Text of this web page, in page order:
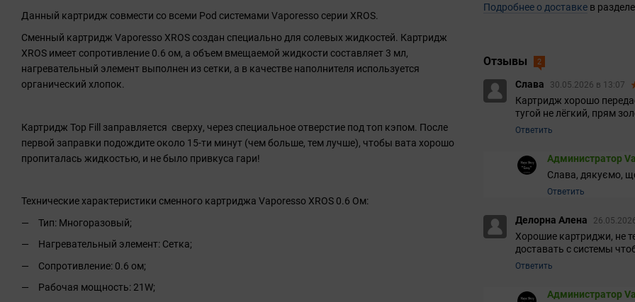
Данный картридж совмести со всеми Pod системами Vaporesso серии XROS.
Сменный картридж Vaporesso XROS создан специально для солевых жидкостей. Картридж
XROS имеет сопротивление 0.6 ом, а объем вмещаемой жидкости составляет 3 мл,
нагревательный элемент выполнен из сетки, а в качестве наполнителя используется
органический хлопок.
Картридж Top Fill заправляется сверху, через специальное отверстие под топ кэпом. После
первой заправки подождите около 15-ти минут (чем больше, тем лучше), чтобы вата хорошо
пропиталась жидкостью, и не было привкуса гари!
Технические характеристики сменного картриджа Vaporesso XROS 0.6 Ом:
Тип: Многоразовый;
Нагревательный элемент: Сетка;
Сопротивление: 0.6 ом;
Рабочая мощность: 21W;
Подробнее о доставке в
Отзывы 2
Слава 30.05.2026 в 13:07
Картридж хорошо
тугой не лёгкий, прям
Ответить
Администратор
Слава, дякуємо,
Ответить
Делорна Алена
Хорошие картриджи, не
доставать с системы
Ответить
Администратор